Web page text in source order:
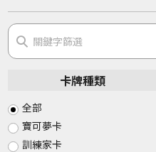
卡牌種類
全部
寶可夢卡
訓練家卡